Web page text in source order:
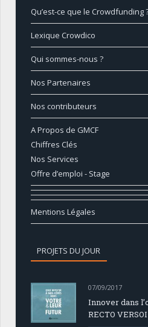
Qu’est-ce que le Crowdfunding
Lexique Crowdico
Qui sommes-nous ?
Nos Partenaires
Nos contributeurs
A Propos de GMCF
Chiffres Clés
Nos Services
Offre d’emploi - Stage
Mentions Légales
PROJETS DU JOUR
07/09/2017
Innover dans
RECTO VERSOI